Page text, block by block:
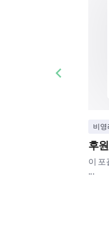
비영
후
이 포
...
Previous slide